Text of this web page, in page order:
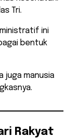
Tri.
ini
bentuk
juga manusia
Rakyat